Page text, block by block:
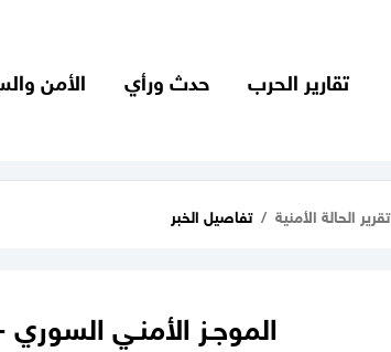
تقارير الحرب حدث ورأي الأمن
تقرير الحالة الأمنية تفاصيل الخبر
الموجـز الأمنـي السوري -